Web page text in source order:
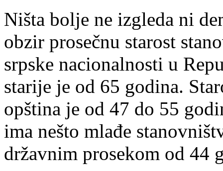
Ništa bolje ne izgleda ni
obzir prosečnu starost
srpske nacionalnosti u
starije je od 65 godina.
opština je od 47 do 55
ima nešto mlađe
državnim prosekom od 44